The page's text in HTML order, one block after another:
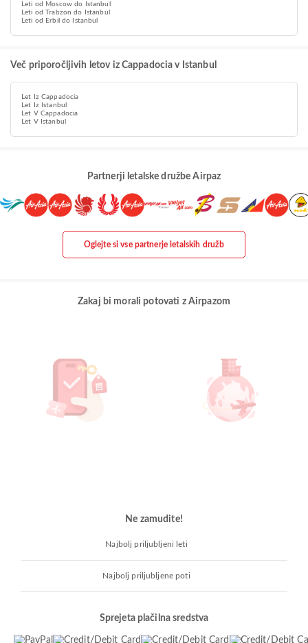
Leti od Moscow do Istanbul
Leti od Trabzon do Istanbul
Leti od Erbil do Istanbul
Več priporočljivih letov iz Cappadocia v Istanbul
Let Iz Cappadocia
Let Iz Istanbul
Let V Cappadocia
Let V Istanbul
Partnerji letalske družbe Airpaz
Oglejte si vse partnerje letalskih družb
Zakaj bi morali potovati z Airpazom
Ne zamudite!
Najbolj priljubljeni leti
Najbolj priljubljene poti
Sprejeta plačilna sredstva